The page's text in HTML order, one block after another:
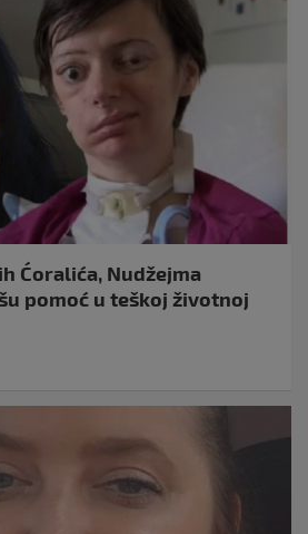
Ćoralića, Nudžejma
pomoć u teškoj životnoj